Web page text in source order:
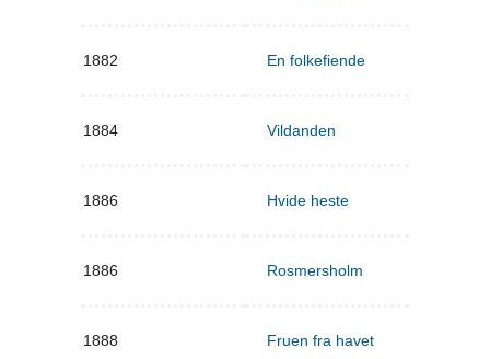
1882 En folkefiende
1884 Vildanden
1886 Hvide heste
1886 Rosmersholm
1888 Fruen fra havet